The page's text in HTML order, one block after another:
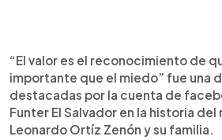
“El valor es el reconocimiento de
importante que el miedo” fue una
destacadas por la cuenta de
Funter El Salvador en la historia del
Leonardo Ortíz Zenón y su familia.